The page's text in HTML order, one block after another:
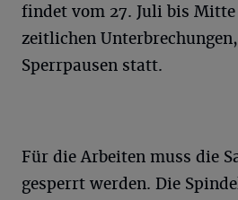
findet vom 27. Juli bis
zeitlichen
Sperrpausen statt.
Für die Arbeiten muss die
gesperrt werden. Die